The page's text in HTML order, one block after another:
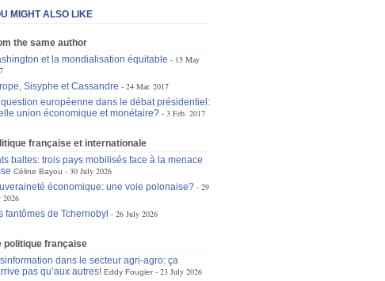
MIGHT ALSO LIKE
the same author
et la mondialisation équitable
15 May
Sisyphe et Cassandre
24 Mar. 2017
question européenne dans le débat présidentiel:
union économique et monétaire?
3 Feb. 2017
française et internationale
baltes: trois pays mobilisés face à la menace
Céline Bayou
30 July 2026
économique: une voie polonaise?
29
2026
fantômes de Tchernobyl
26 July 2026
politique française
dans le secteur agri-agro: ça
pas qu’aux autres! Eddy Fougier
23 July 2026